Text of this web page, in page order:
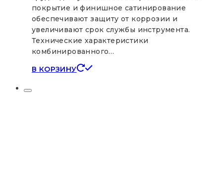
покрытие и финишное сатинирование
обеспечивают защиту от коррозии и
увеличивают срок службы инструмента.
Технические характеристики
комбинированного…
В КОРЗИНУ